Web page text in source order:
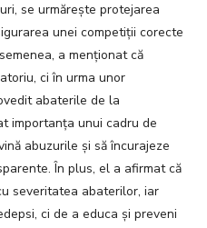
se urmărește protejarea
unei competiții corecte
a menționat că
ci în urma unor
abaterile de la
importanța unui cadru de
abuzurile și să încurajeze
În plus, el a afirmat că
severitatea abaterilor, iar
ci de a educa și preveni